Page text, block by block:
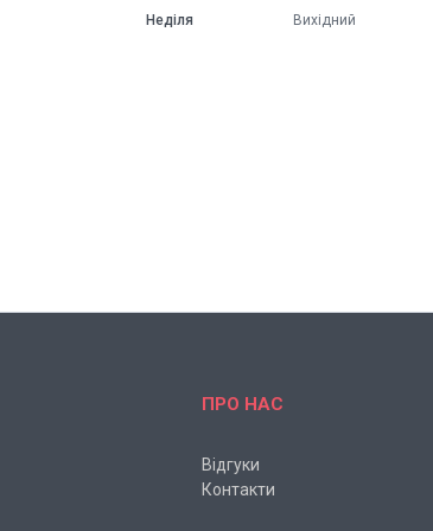
Неділя Вихідний
ПРО НАС
Відгуки
Контакти